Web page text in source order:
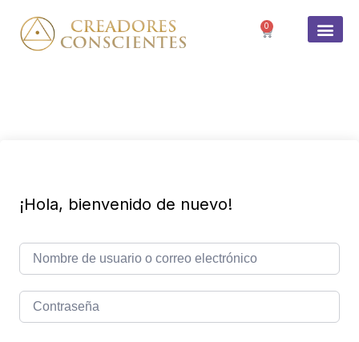
0
¡Hola, bienvenido de nuevo!